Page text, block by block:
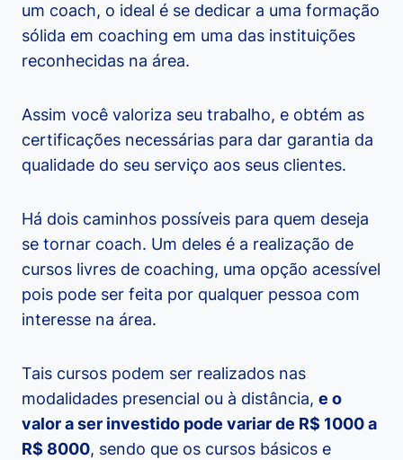
um coach, o ideal é se dedicar a uma formação
sólida em coaching em uma das instituições
reconhecidas na área.
Assim você valoriza seu trabalho, e obtém as
certificações necessárias para dar garantia da
qualidade do seu serviço aos seus clientes.
Há dois caminhos possíveis para quem deseja
se tornar coach. Um deles é a realização de
cursos livres de coaching, uma opção acessível
pois pode ser feita por qualquer pessoa com
interesse na área.
Tais cursos podem ser realizados nas
modalidades presencial ou à distância, e o
valor a ser investido pode variar de R$ 1000 a
R$ 8000, sendo que os cursos básicos e